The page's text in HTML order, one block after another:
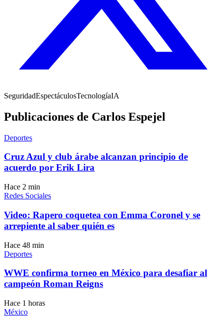
SeguridadEspectáculosTecnologíaIA
Publicaciones de Carlos Espejel
Deportes
Cruz Azul y club árabe alcanzan principio de
acuerdo por Erik Lira
Hace 2 min
Redes Sociales
Video: Rapero coquetea con Emma Coronel y se
arrepiente al saber quién es
Hace 48 min
Deportes
WWE confirma torneo en México para desafiar al
campeón Roman Reigns
Hace 1 horas
México